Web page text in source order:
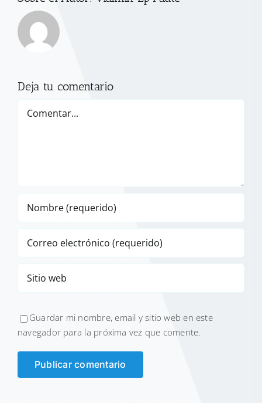
Deja tu comentario
Guardar mi nombre, email y sitio web en este
navegador para la próxima vez que comente.